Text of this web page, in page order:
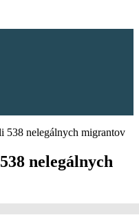
538 nelegálnych migrantov
nelegálnych